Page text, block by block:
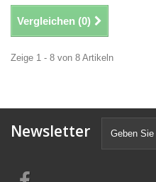
Vergleichen (0)
Zeige 1 - 8 von 8 Artikeln
Newsletter